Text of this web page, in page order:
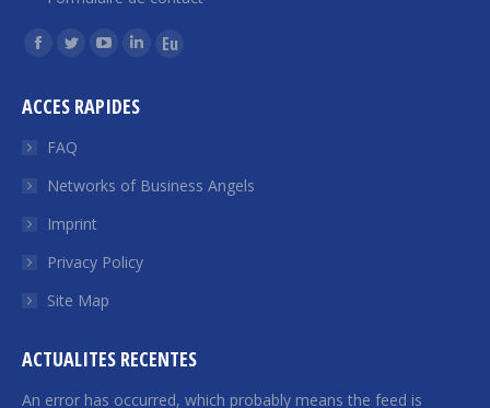
Find us on:
Facebook
opens
window
Twitter
opens
in
window
YouTube
opens
window
Linkedin
opens
window
Euroquity
window
ACCES RAPIDES
FAQ
Networks of Business Angels
Imprint
Privacy Policy
Site Map
ACTUALITES RECENTES
An error has occurred, which probably means the feed is